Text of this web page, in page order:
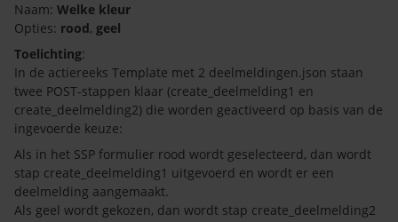
Naam: Welke kleur
Opties: rood, geel
Toelichting:
In de actiereeks Template met 2 deelmeldingen.json staan
twee POST-stappen klaar (create_deelmelding1 en
create_deelmelding2) die worden geactiveerd op basis van de
ingevoerde keuze:
Als in het SSP formulier rood wordt geselecteerd, dan wordt
stap create_deelmelding1 uitgevoerd en wordt er een
deelmelding aangemaakt.
Als geel wordt gekozen, dan wordt stap create_deelmelding2